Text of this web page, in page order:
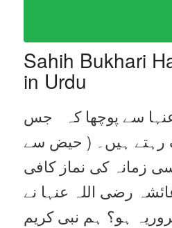
Sahih Bukhari
in Urdu
سے پوچھا کہ جس
رہتے ہیں۔ ( حیض سے
زمانہ کی نماز کافی
رضی اللہ عنہا نے
ہو؟ ہم نبی کریم